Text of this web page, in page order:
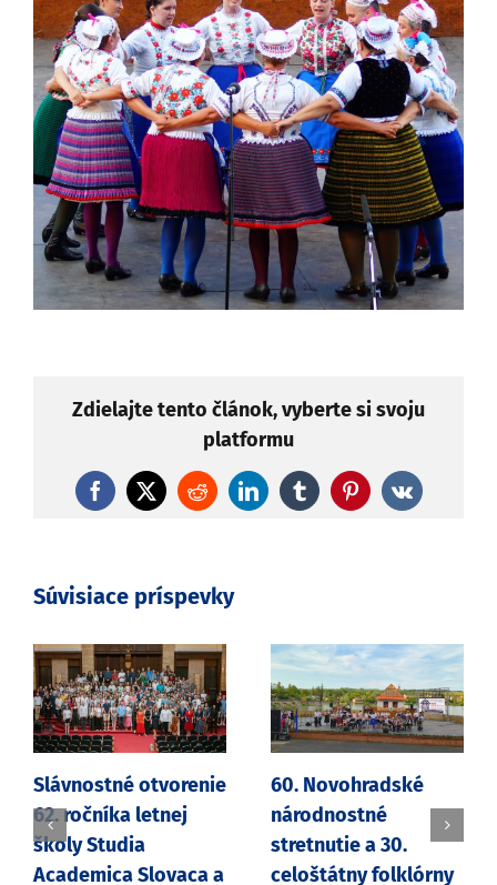
Zdielajte tento článok, vyberte si svoju
platformu
Facebook
X RedditLinkedInTumblrPinterest
Vk
Súvisiace príspevky
Slávnostné otvorenie
62. ročníka letnej
školy Studia
Academica Slovaca a
60. Novohradské
národnostné
stretnutie a 30.
celoštátny folklórny